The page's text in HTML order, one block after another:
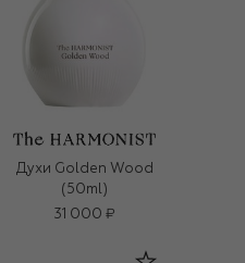
Духи Golden Wood
(50ml)
31 000 ₽